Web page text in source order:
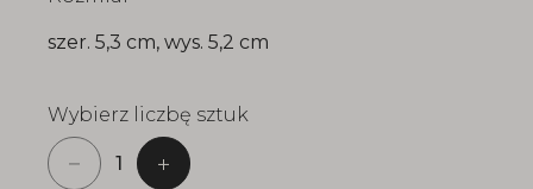
szer. 5,3 cm, wys. 5,2 cm
Wybierz liczbę sztuk